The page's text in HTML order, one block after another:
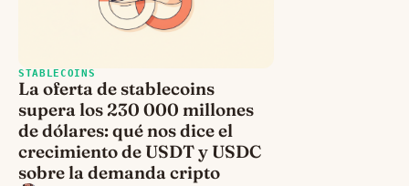
STABLECOINS
La oferta de stablecoins
supera los 230 000 millones
de dólares: qué nos dice el
crecimiento de USDT y USDC
sobre la demanda cripto